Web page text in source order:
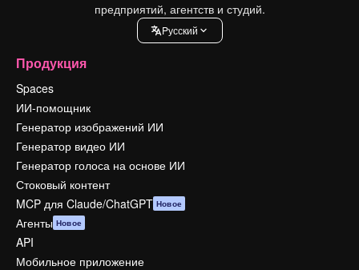
предприятий, агентств и студий.
Pусский
Продукция
Spaces
ИИ-помощник
Генератор изображений ИИ
Генератор видео ИИ
Генератор голоса на основе ИИ
Стоковый контент
MCP для Claude/ChatGPT Новое
Агенты Новое
API
Мобильное приложение